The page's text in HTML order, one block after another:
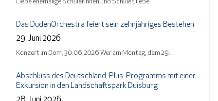
Liebe ehemalige Schülerinnen und Schüler, liebe
Das DudenOrchestra feiert sein zehnjähriges Bestehen
29. Juni 2026
Konzert im Dom, 30.06.2026 Wer am Montag, dem 29.
Abschluss des Deutschland-Plus-Programms mit einer
Exkursion in den Landschaftspark Duisburg